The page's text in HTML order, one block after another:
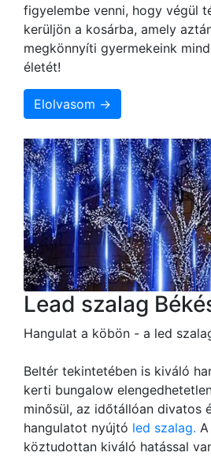
figyelembe venni, hogy végül
kerüljön a kosárba, amely
megkönnyíti gyermekeink
életét!
Elolvasom →
Lead szalag
Hangulat a köbön - a led
Beltér tekintetében is kiváló
kerti bungalow
minősül, az időtállóan divatos
hangulatot nyújtó led szalag.
köztudottan kiváló hatással